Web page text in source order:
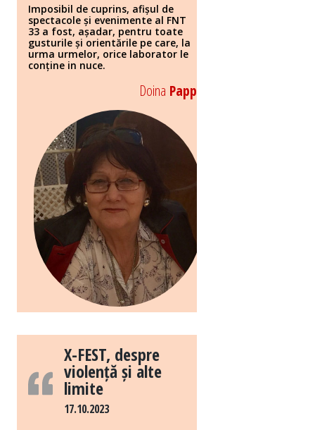
Imposibil de cuprins, afișul de
spectacole și evenimente al FNT
33 a fost, așadar, pentru toate
gusturile și orientările pe care, la
urma urmelor, orice laborator le
conține in nuce.
Doina Papp
X-FEST, despre
violență și alte
limite
17.10.2023